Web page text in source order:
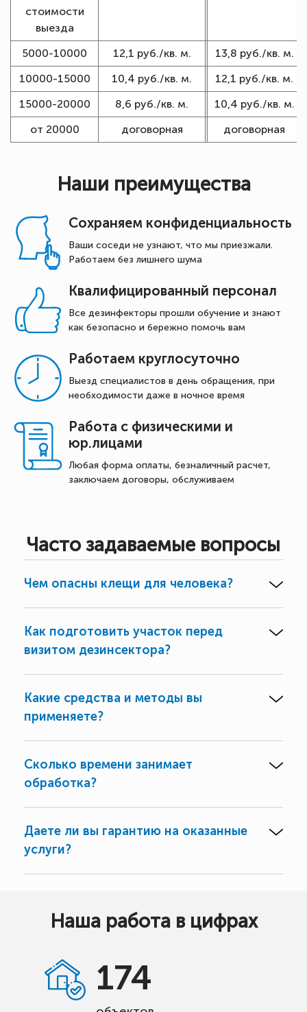
стоимости
выезда
5000-10000
12,1 руб./кв. м.
13,8 руб./кв. м.
10000-15000
10,4 руб./кв. м.
12,1 руб./кв. м.
15000-20000
8,6 руб./кв. м.
10,4 руб./кв. м.
от 20000
договорная договорная
Наши преимущества
Сохраняем конфиденциальность
Ваши соседи не узнают, что мы приезжали.
Работаем без лишнего шума
Квалифицированный персонал
Все дезинфекторы прошли обучение и знают
как безопасно и бережно помочь вам
Работаем круглосуточно
Выезд специалистов в день обращения, при
необходимости даже в ночное время
Работа с физическими и
юр.лицами
Любая форма оплаты, безналичный расчет,
заключаем договоры, обслуживаем
Часто задаваемые вопросы
Чем опасны клещи для человека?
Как подготовить участок перед
визитом дезинсектора?
Какие средства и методы вы
применяете?
Сколько времени занимает
обработка?
Даете ли вы гарантию на оказанные
услуги?
Наша работа в цифрах
174